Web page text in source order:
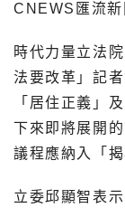
CNEWS匯流
時代力量立法
法要改革」記
「居住正義」
下來即將展開
議程應納入「
立委邱顯智表